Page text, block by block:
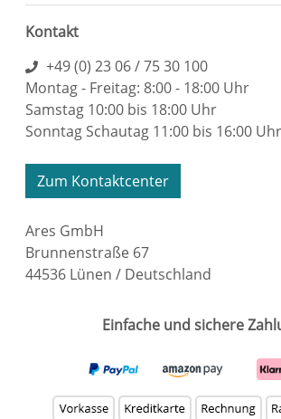
Kontakt
+49 (0) 23 06 / 75 30 100
Montag - Freitag: 8:00 - 18:00 Uhr
Samstag 10:00 bis 18:00 Uhr
Sonntag Schautag 11:00 bis 16:00 Uhr
Zum Kontaktcenter
Ares GmbH
Brunnenstraße 67
44536 Lünen / Deutschland
Einfache und sichere